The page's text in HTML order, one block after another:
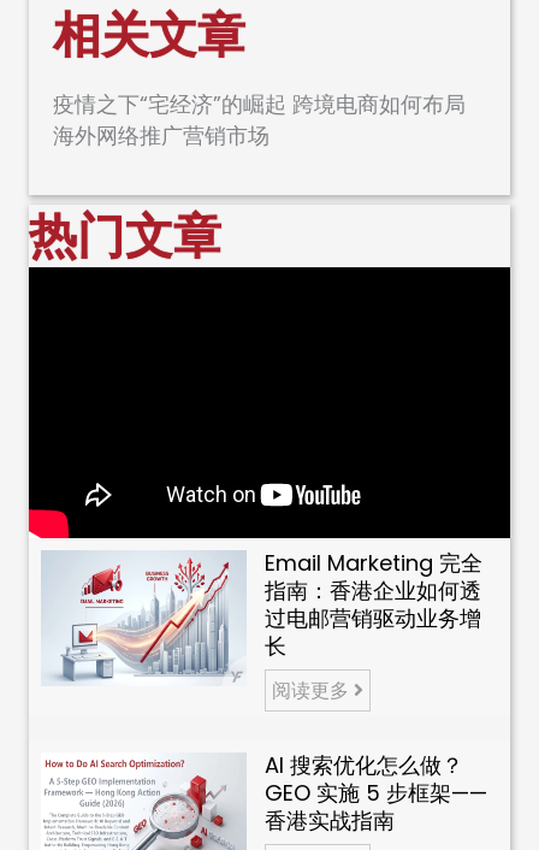
相关文章
疫情之下“宅经济”的崛起 跨境电商如何布局
海外网络推广营销市场
热门文章
Email Marketing 完全
指南：香港企业如何透
过电邮营销驱动业务增
长
阅读更多
AI 搜索优化怎么做？
GEO 实施 5 步框架——
香港实战指南